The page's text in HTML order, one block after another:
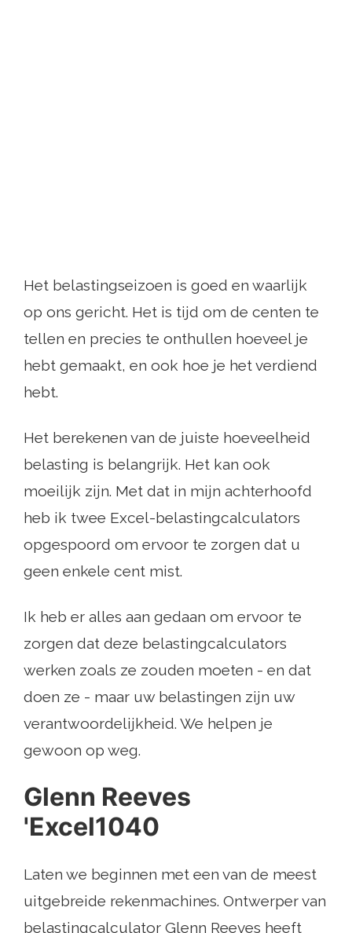
Het belastingseizoen is goed en waarlijk
op ons gericht. Het is tijd om de centen te
tellen en precies te onthullen hoeveel je
hebt gemaakt, en ook hoe je het verdiend
hebt.
Het berekenen van de juiste hoeveelheid
belasting is belangrijk. Het kan ook
moeilijk zijn. Met dat in mijn achterhoofd
heb ik twee Excel-belastingcalculators
opgespoord om ervoor te zorgen dat u
geen enkele cent mist.
Ik heb er alles aan gedaan om ervoor te
zorgen dat deze belastingcalculators
werken zoals ze zouden moeten - en dat
doen ze - maar uw belastingen zijn uw
verantwoordelijkheid. We helpen je
gewoon op weg.
Glenn Reeves
'Excel1040
Laten we beginnen met een van de meest
uitgebreide rekenmachines. Ontwerper van
belastingcalculator Glenn Reeves heeft